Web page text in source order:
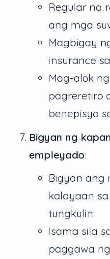
Regular na
ang mga
Magbigay
insurance
Mag-alok
pagreretiro
benepisyo
Bigyan ng
empleyado:
Bigyan ang
kalayaan
tungkulin
Isama sila
paggawa